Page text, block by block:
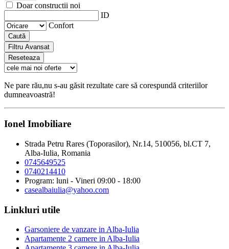
Doar constructii noi
ID
Confort
Caută
Filtru Avansat
Reseteaza
Ne pare rău,nu s-au găsit rezultate care să corespundă criteriilor
dumneavoastră!
Ionel Imobiliare
Strada Petru Rares (Toporasilor), Nr.14, 510056, bl.CT 7,
Alba-Iulia, Romania
0745649525
0740214410
Program: luni - Vineri 09:00 - 18:00
casealbaiulia@yahoo.com
Linkluri utile
Garsoniere de vanzare in Alba-Iulia
Apartamente 2 camere in Alba-Iulia